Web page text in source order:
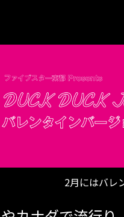
2月にはバレ